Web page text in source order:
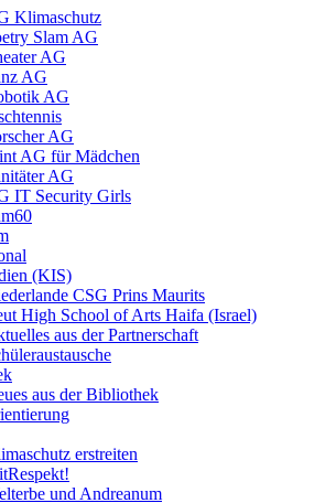
Klimaschutz
Slam AG
AG
AG
AG
AG
AG für Mädchen
AG
IT Security Girls
(KIS)
CSG Prins Maurits
High School of Arts Haifa (Israel)
aus der Partnerschaft
aus der Bibliothek
erstreiten
und Andreanum